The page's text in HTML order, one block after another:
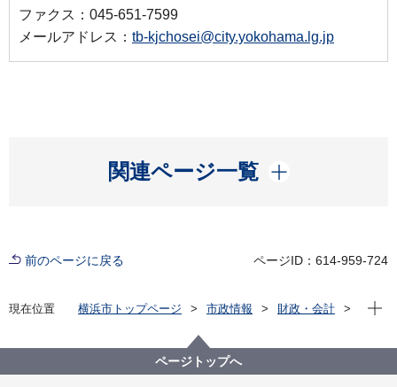
ファクス：045-651-7599
メールアドレス： tb-kjchosei@city.yokohama.lg.jp
関連ページ一覧
開く
前のページに戻る ページID：614-959-724
現在位置 横浜市トップページ 市政情報
財政・会計
横浜市土木工事共通仕様書（関係規則等）
現在
ページトップへ